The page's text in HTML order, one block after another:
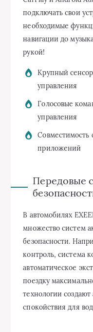
подключать свои
необходимые
навигации до
рукой!
Крупный
управления
Голосовые
управления
Совместимость
приложений
Передовые
В автомобилях
множество систем
безопасности.
контроль, система
автоматическое
поездку
технологии
спокойствия для